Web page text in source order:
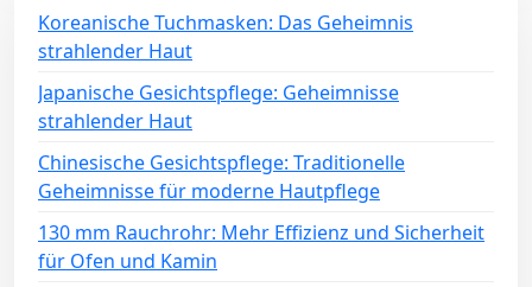
Koreanische Tuchmasken: Das Geheimnis
strahlender Haut
Japanische Gesichtspflege: Geheimnisse
strahlender Haut
Chinesische Gesichtspflege: Traditionelle
Geheimnisse für moderne Hautpflege
130 mm Rauchrohr: Mehr Effizienz und Sicherheit
für Ofen und Kamin